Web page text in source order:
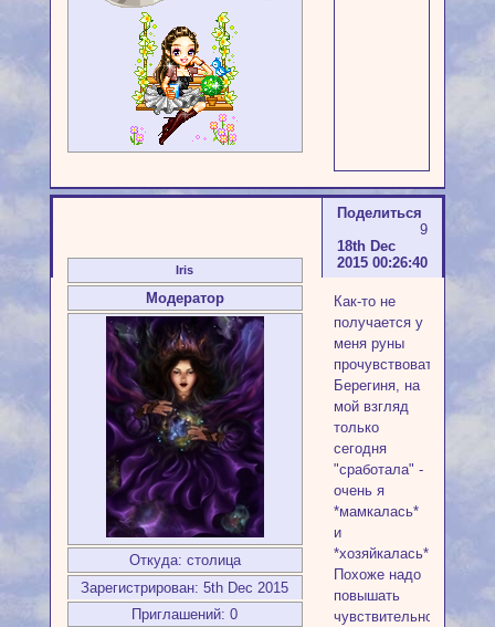
Поделиться
9
18th Dec
2015 00:26:40
Iris
Модератор
Откуда: столица
Зарегистрирован: 5th Dec 2015
Приглашений: 0
Как-то не
получается у
меня руны
прочувствовать.
Берегиня, на
мой взгляд
только
сегодня
"сработала" -
очень я
*мамкалась*
и
*хозяйкалась*.
Похоже надо
повышать
чувствительность,